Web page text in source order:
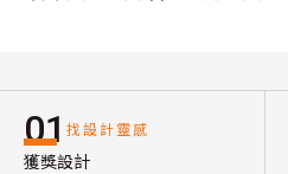
01 找設計靈感
獲獎設計